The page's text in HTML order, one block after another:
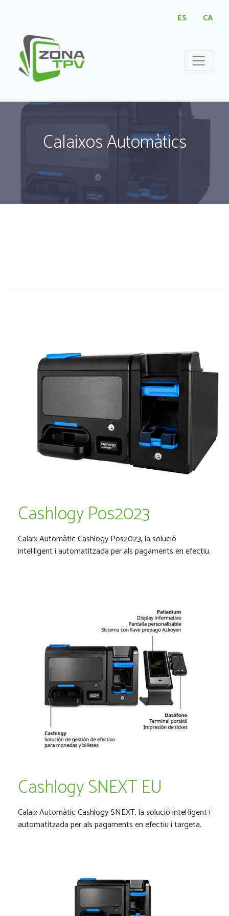
ES CA
Calaixos Automàtics
Cashlogy Pos2023
Calaix Automàtic Cashlogy Pos2023, la solució
intel·ligent i automatitzada per als pagaments en efectiu.
Cashlogy SNEXT EU
Calaix Automàtic Cashlogy SNEXT, la solució intel·ligent i
automatitzada per als pagaments en efectiu i targeta.